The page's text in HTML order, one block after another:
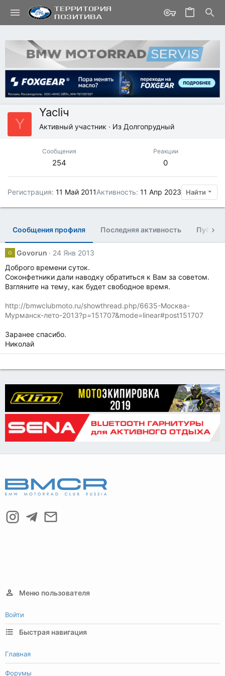
Y
Yacliч
Активный участник · Из Долгопрудный
Сообщения
254
Реакции
0
Регистрация 11 Май 2011Активность 11 Апр 2023 Найти
Сообщения профиля Последняя активность
G Govorun
24 Янв 2013
Доброго времени суток.
Соконфетники дали наводку обратиться к Вам за советом.
Взгляните на тему, как будет свободное время.
http://bmwclubmoto.ru/showthread.php/6635-Москва-
Мурманск-лето-2013?p=151707&mode=linear#post151707
Заранее спасибо.
Николай
Меню пользователя
Войти
Быстрая навигация
Главная
Форумы